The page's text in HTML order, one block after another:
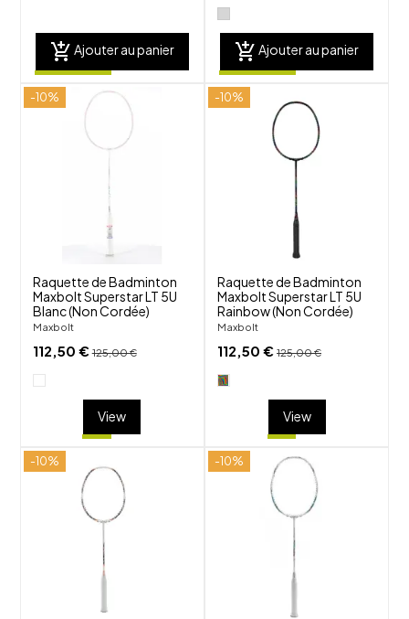
add_shopping_cart Ajouter au panier add_shopping_cart Ajouter au panier
-10%
Raquette de Badminton
Maxbolt Superstar LT 5U
Blanc (Non Cordée)
Maxbolt
112,50 €125,00 €
View
-10%
Raquette de Badminton
Maxbolt Superstar LT 5U
Rainbow (Non Cordée)
Maxbolt
112,50 € 125,00 €
View
-10% -10%